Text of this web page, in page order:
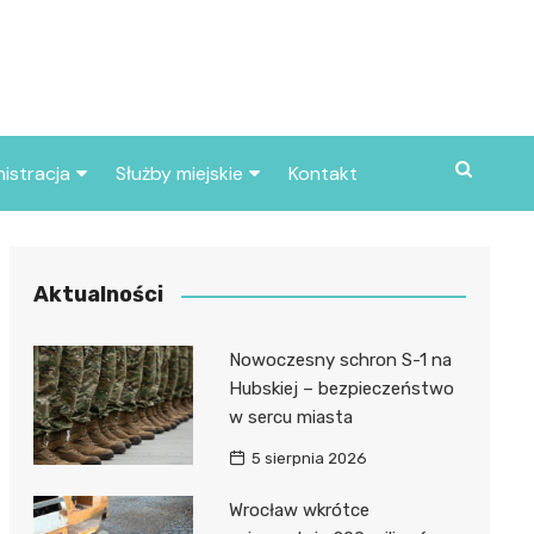
miasta
Służby miejskie
Policja
Kontakt
Aktualności
Nowoczesny schron S-1 na
Hubskiej – bezpieczeństwo
w sercu miasta
5 sierpnia 2026
Wrocław wkrótce